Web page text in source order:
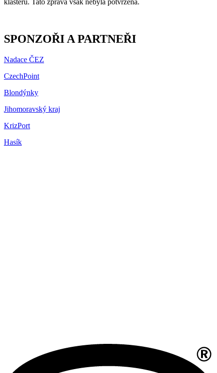
klášteru. Tato zpráva však nebyla potvrzena.
SPONZOŘI A PARTNEŘI
Nadace ČEZ
CzechPoint
Blondýnky
Jihomoravský kraj
KrizPort
Hasík